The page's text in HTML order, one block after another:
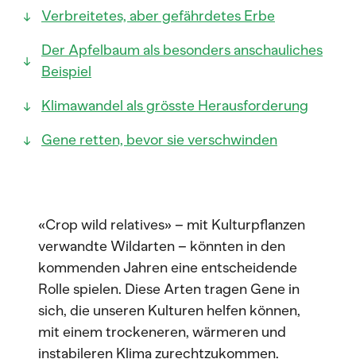
Verbreitetes, aber gefährdetes Erbe
Der Apfelbaum als besonders anschauliches
Beispiel
Klimawandel als grösste Herausforderung
Gene retten, bevor sie verschwinden
«Crop wild relatives» – mit Kulturpflanzen
verwandte Wildarten – könnten in den
kommenden Jahren eine entscheidende
Rolle spielen. Diese Arten tragen Gene in
sich, die unseren Kulturen helfen können,
mit einem trockeneren, wärmeren und
instabileren Klima zurechtzukommen.